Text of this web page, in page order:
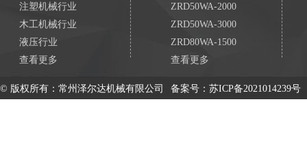
注塑机械行业
木工机械行业
液压行业
查看更多
ZRD50WA-2000
ZRD50WA-3000
ZRD80WA-1500
查看更多
© 版权所有：常州泽尔达机械有限公司 备案号： 苏ICP备2021014239号